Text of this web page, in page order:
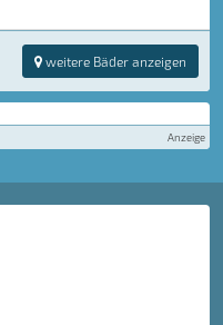
weitere Bäder anzeigen
Anzeige